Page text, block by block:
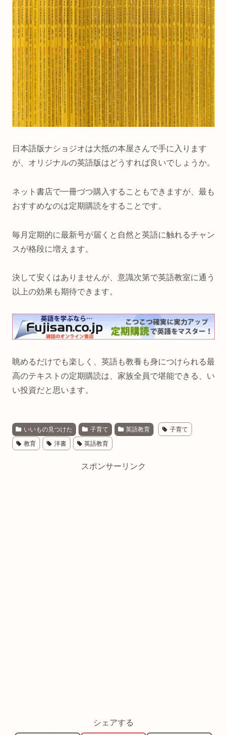
日本語版ナショジオは大抵の本屋さんで手に入ります
が、オリジナルの英語版はどうすれば良いでしょうか。
ネット書店で一冊づつ購入することもできますが、最も
おすすめなのは定期購読をすることです。
毎月定期的に最新号が届くと自然と英語に触れるチャン
スが格段に増えます。
決して安くはありませんが、意識次第で英語教室に通う
以上の効果も期待できます。
眺めるだけでも楽しく、英語も教養も身につけられる最
高のテキストの定期購読は、家族全員で堪能できる、い
い投資だと思います。
いいもの見つけた 子育て 英語教育 子育て
教育 洋書 英語教育
スポンサーリンク
シェアする